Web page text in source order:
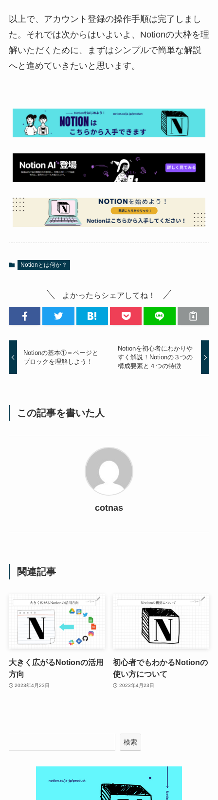
以上で、アカウント登録の操作手順は完了しまし
た。それでは次からはいよいよ、Notionの大枠を理
解いただくために、まずはシンプルで簡単な解説
へと進めていきたいと思います。
Notionとは何か？
よかったらシェアしてね！
Notionの基本①＝ページと
ブロックを理解しよう！
Notionを初心者にわかりや
すく解説！Notionの３つの
構成要素と４つの特徴
この記事を書いた人
cotnas
関連記事
大きく広がるNotionの活用
方向
2023年4月23日
初心者でもわかるNotionの
使い方について
2023年4月23日
検索